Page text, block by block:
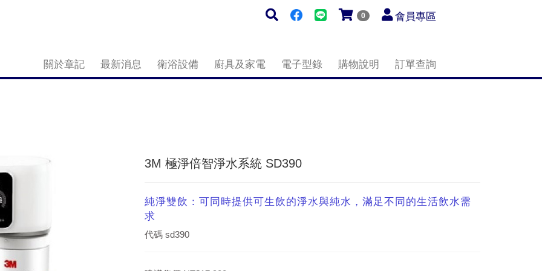
0 會員專區
關於章記 最新消息 衛浴設備 廚具及家電 電子型錄 購物說明 訂單查詢
3M 極淨倍智淨水系統 SD390
純淨雙飲：可同時提供可生飲的淨水與純水，滿足不同的生活飲水需
求
代碼 sd390